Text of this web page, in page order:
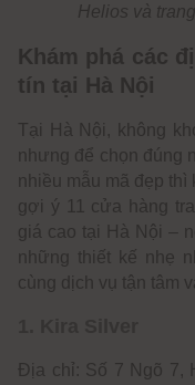
Helios và
Khám phá các
tín tại Hà Nội
Tại Hà Nội, không
nhưng để chọn đúng
nhiều mẫu mã đẹp
gợi ý 11 cửa hàng
giá cao tại Hà Nội –
những thiết kế nhẹ
cùng dịch vụ tận tâm
Địa chỉ: Số 7 Ngõ 7,